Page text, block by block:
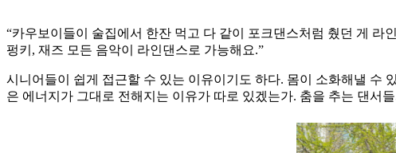
“카우보이들이 술집에서 한잔 먹고 다 같이 포크댄스처럼 췄던 게
펑키, 재즈 모든 음악이 라인댄스로 가능해요.”
시니어들이 쉽게 접근할 수 있는 이유이기도 하다. 몸이 소화해낼 수
은 에너지가 그대로 전해지는 이유가 따로 있겠는가. 춤을 추는 댄서